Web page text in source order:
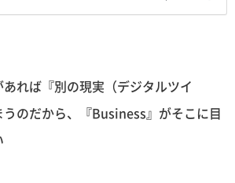
あれば『別の現実（デジタルツイ
のだから、『Business』がそこに目